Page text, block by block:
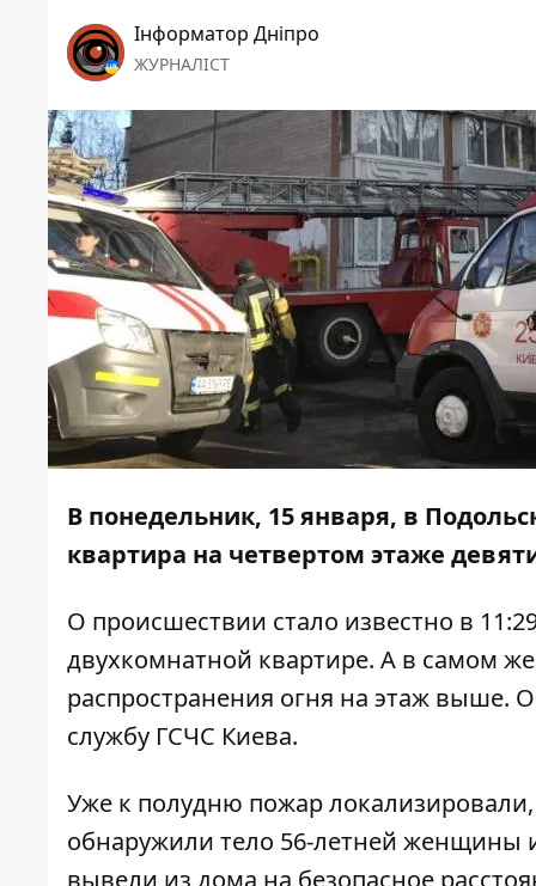
Інформатор Дніпро
ЖУРНАЛІСТ
В понедельник, 15 января, в
квартира на четвертом этаже
О происшествии стало известно в
двухкомнатной квартире. А в самом
распространения огня на этаж выше.
службу ГСЧС Киева.
Уже к полудню пожар
обнаружили тело 56-летней женщины
вывели из дома на безопасное